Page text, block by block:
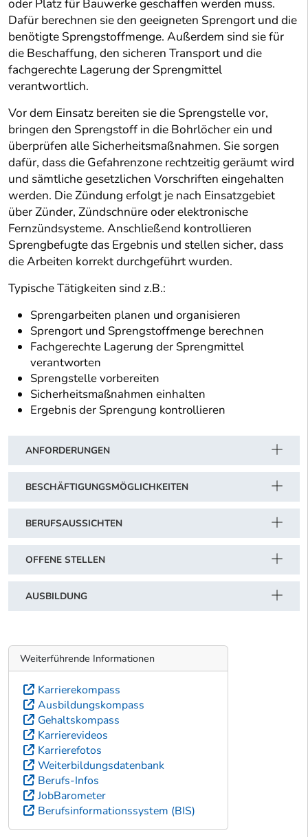
oder Platz für Bauwerke geschaffen werden muss.
Dafür berechnen sie den geeigneten Sprengort und die
benötigte Sprengstoffmenge. Außerdem sind sie für
die Beschaffung, den sicheren Transport und die
fachgerechte Lagerung der Sprengmittel
verantwortlich.
Vor dem Einsatz bereiten sie die Sprengstelle vor,
bringen den Sprengstoff in die Bohrlöcher ein und
überprüfen alle Sicherheitsmaßnahmen. Sie sorgen
dafür, dass die Gefahrenzone rechtzeitig geräumt wird
und sämtliche gesetzlichen Vorschriften eingehalten
werden. Die Zündung erfolgt je nach Einsatzgebiet
über Zünder, Zündschnüre oder elektronische
Fernzündsysteme. Anschließend kontrollieren
Sprengbefugte das Ergebnis und stellen sicher, dass
die Arbeiten korrekt durchgeführt wurden.
Typische Tätigkeiten sind z.B.:
Sprengarbeiten planen und organisieren
Sprengort und Sprengstoffmenge berechnen
Fachgerechte Lagerung der Sprengmittel
verantworten
Sprengstelle vorbereiten
Sicherheitsmaßnahmen einhalten
Ergebnis der Sprengung kontrollieren
ANFORDERUNGEN
BESCHÄFTIGUNGSMÖGLICHKEITEN
BERUFSAUSSICHTEN
OFFENE STELLEN
AUSBILDUNG
Weiterführende Informationen
Karrierekompass
Ausbildungskompass
Gehaltskompass
Karrierevideos
Karrierefotos
Weiterbildungsdatenbank
Berufs-Infos
JobBarometer
Berufsinformationssystem (BIS)